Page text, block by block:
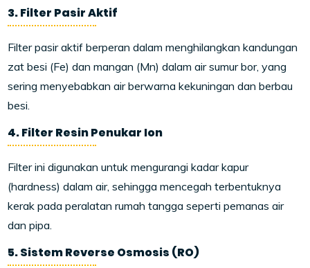
3. Filter Pasir Aktif
Filter pasir aktif berperan dalam menghilangkan kandungan
zat besi (Fe) dan mangan (Mn) dalam air sumur bor, yang
sering menyebabkan air berwarna kekuningan dan berbau
besi.
4. Filter Resin Penukar Ion
Filter ini digunakan untuk mengurangi kadar kapur
(hardness) dalam air, sehingga mencegah terbentuknya
kerak pada peralatan rumah tangga seperti pemanas air
dan pipa.
5. Sistem Reverse Osmosis (RO)